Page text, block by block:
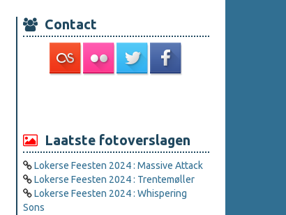
Contact
Laatste fotoverslagen
Lokerse Feesten 2024 : Massive Attack
Lokerse Feesten 2024 : Trentemøller
Lokerse Feesten 2024 : Whispering
Sons